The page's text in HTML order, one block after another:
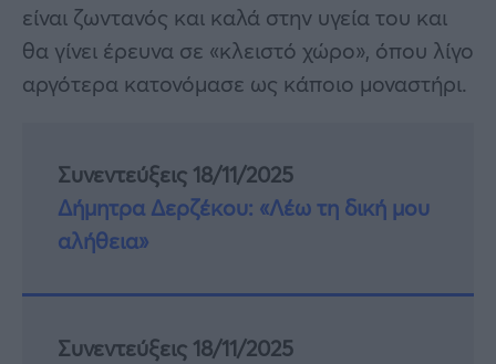
είναι ζωντανός και καλά στην υγεία του και
θα γίνει έρευνα σε «κλειστό χώρο», όπου λίγο
αργότερα κατονόμασε ως κάποιο μοναστήρι.
Συνεντεύξεις 18/11/2025
Δήμητρα Δερζέκου: «Λέω τη δική μου
αλήθεια»
Συνεντεύξεις 18/11/2025